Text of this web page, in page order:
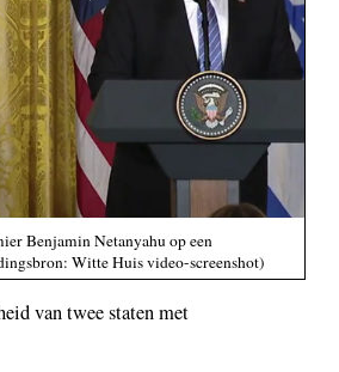
Benjamin Netanyahu op een
Witte Huis video-screenshot)
van twee staten met